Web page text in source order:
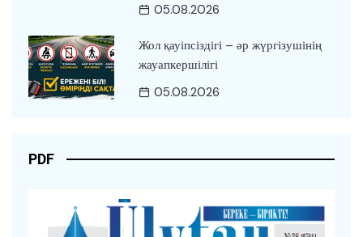
05.08.2026
Жол қауіпсіздігі – әр жүргізушінің
жауапкершілігі
05.08.2026
PDF